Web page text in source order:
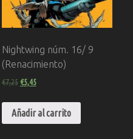
Nightwing núm. 16/ 9
(Renacimiento)
€7,25 €5,45
Añadir al carrito